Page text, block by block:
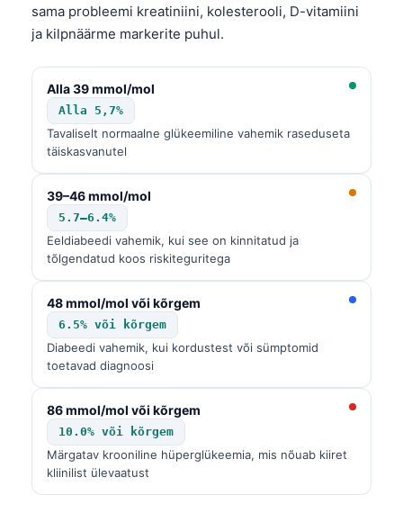
sama probleemi kreatiniini, kolesterooli, D-vitamiini
ja kilpnäärme markerite puhul.
Alla 39 mmol/mol
Alla 5,7%
Tavaliselt normaalne glükeemiline vahemik raseduseta
täiskasvanutel
39–46 mmol/mol
5.7–6.4%
Eeldiabeedi vahemik, kui see on kinnitatud ja
tõlgendatud koos riskiteguritega
48 mmol/mol või kõrgem
6.5% või kõrgem
Diabeedi vahemik, kui kordustest või sümptomid
toetavad diagnoosi
86 mmol/mol või kõrgem
10.0% või kõrgem
Märgatav krooniline hüperglükeemia, mis nõuab kiiret
kliinilist ülevaatust